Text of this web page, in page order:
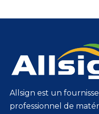
Allsign est un
professionnel de